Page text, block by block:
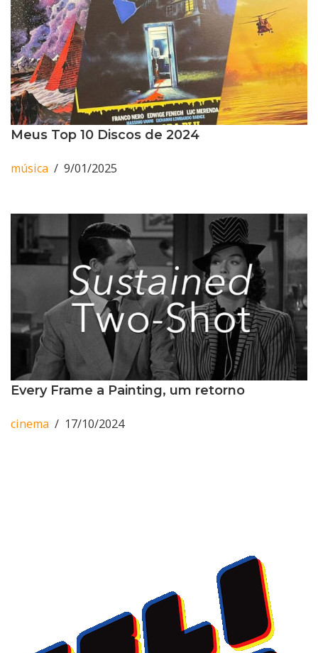
Meus Top 10 Discos de 2024
música 9/01/2025
Every Frame a Painting, um retorno
cinema 17/10/2024